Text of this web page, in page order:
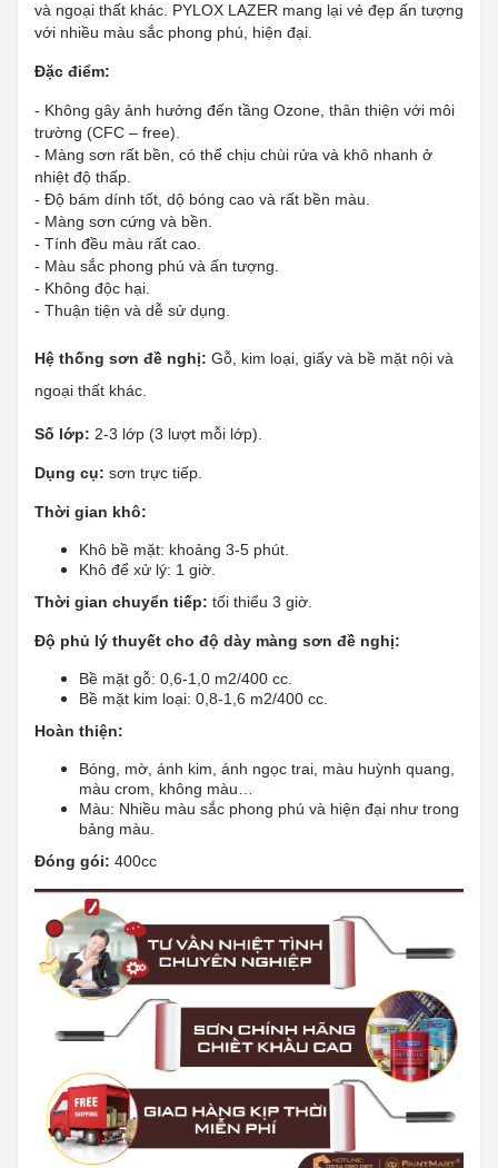
và ngoại thất khác. PYLOX LAZER mang lại vẻ đẹp ấn tượng
với nhiều màu sắc phong phú, hiện đại.
Đặc điểm:
- Không gây ảnh hưởng đến tầng Ozone, thân thiện với môi
trường (CFC – free).
- Màng sơn rất bền, có thể chịu chùi rửa và khô nhanh ở
nhiệt độ thấp.
- Độ bám dính tốt, dộ bóng cao và rất bền màu.
- Màng sơn cứng và bền.
- Tính đều màu rất cao.
- Màu sắc phong phú và ấn tượng.
- Không độc hại.
- Thuận tiện và dễ sử dụng.
Hệ thống sơn đề nghị: Gỗ, kim loại, giấy và bề mặt nội và
ngoại thất khác.
Số lớp: 2-3 lớp (3 lượt mỗi lớp).
Dụng cụ: sơn trực tiếp.
Thời gian khô:
Khô bề mặt: khoảng 3-5 phút.
Khô để xử lý: 1 giờ.
Thời gian chuyển tiếp: tối thiểu 3 giờ.
Độ phủ lý thuyết cho độ dày màng sơn đề nghị:
Bề mặt gỗ: 0,6-1,0 m2/400 cc.
Bề mặt kim loại: 0,8-1,6 m2/400 cc.
Hoàn thiện:
Bóng, mờ, ánh kim, ánh ngọc trai, màu huỳnh quang,
màu crom, không màu…
Màu: Nhiều màu sắc phong phú và hiện đại như trong
bảng màu.
Đóng gói: 400cc